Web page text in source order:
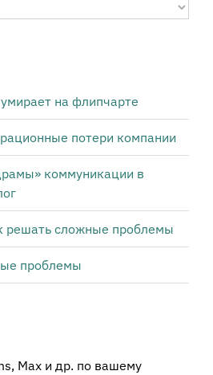
на флипчарте
потери компании
коммуникации в
решать сложные проблемы
проблемы
Max и др. по вашему